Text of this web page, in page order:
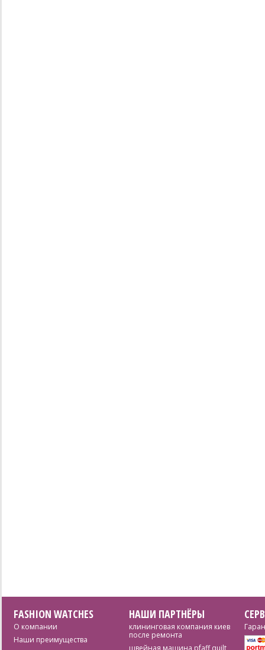
FASHION WATCHES
О компании
Наши преимущества
НАШИ ПАРТНЁРЫ
клининговая компания киев
после ремонта
швейная машина pfaff quilt